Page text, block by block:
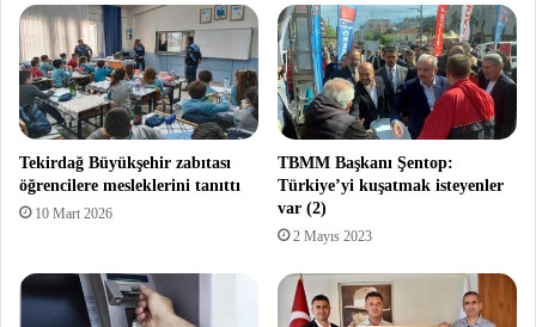
Tekirdağ Büyükşehir zabıtası
öğrencilere mesleklerini tanıttı
10 Mart 2026
TBMM Başkanı Şentop:
Türkiye’yi kuşatmak isteyenler
var (2)
2 Mayıs 2023